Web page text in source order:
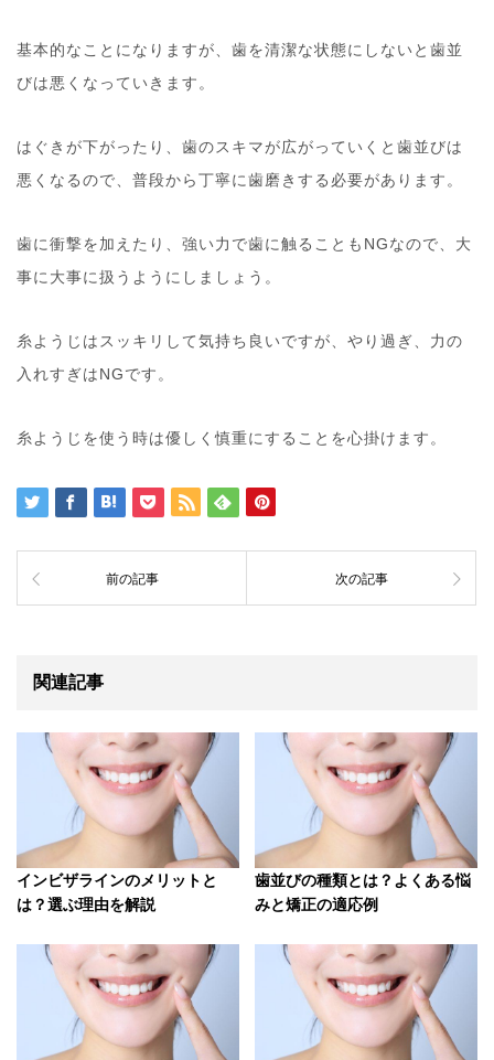
基本的なことになりますが、歯を清潔な状態にしないと歯並
びは悪くなっていきます。
はぐきが下がったり、歯のスキマが広がっていくと歯並びは
悪くなるので、普段から丁寧に歯磨きする必要があります。
歯に衝撃を加えたり、強い力で歯に触ることもNGなので、大
事に大事に扱うようにしましょう。
糸ようじはスッキリして気持ち良いですが、やり過ぎ、力の
入れすぎはNGです。
糸ようじを使う時は優しく慎重にすることを心掛けます。
前の記事 次の記事
関連記事
インビザラインのメリットと
は？選ぶ理由を解説
歯並びの種類とは？よくある悩
みと矯正の適応例